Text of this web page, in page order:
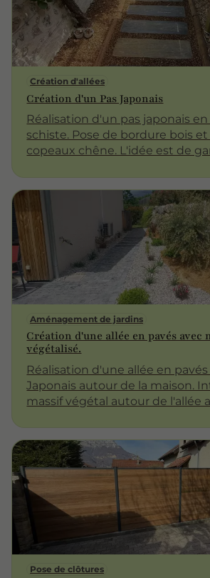
Création d'allées
Création d'un Pas Japonais
Réalisation d'un pas japonais
schiste. Pose de bordure bois
copeaux chêne. L'idée est de
l'ambiance du jardin !!
Aménagement de jardins
Création d'une allée en pavés avec
végétalisé.
Réalisation d'une allée en pavés
Japonais autour de la maison.
massif végétal autour de l'allée
idées d'aménagements, nous
solutions !!
Pose de clôtures